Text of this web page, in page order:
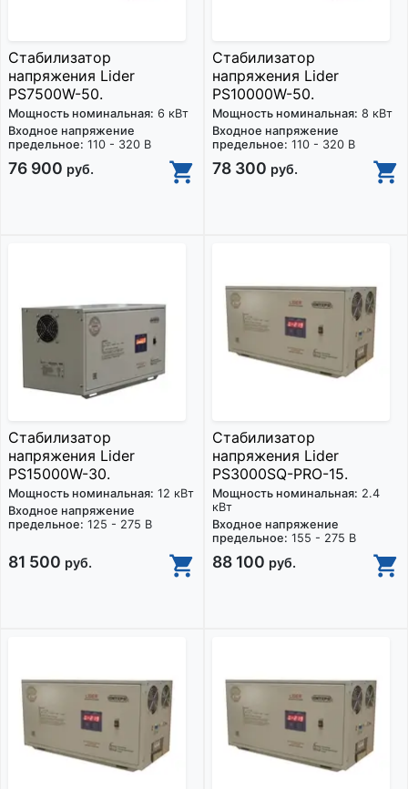
Стабилизатор
напряжения Lider
PS7500W-50.
Мощность номинальная: 6 кВт
Входное напряжение
предельное: 110 - 320 В
76 900 руб.
Стабилизатор
напряжения Lider
PS10000W-50.
Мощность номинальная: 8 кВт
Входное напряжение
предельное: 110 - 320 В
78 300 руб.
Стабилизатор
напряжения Lider
PS15000W-30.
Мощность номинальная: 12 кВт
Входное напряжение
предельное: 125 - 275 В
81 500 руб.
Стабилизатор
напряжения Lider
PS3000SQ-PRO-15.
Мощность номинальная: 2.4
кВт
Входное напряжение
предельное: 155 - 275 В
88 100 руб.